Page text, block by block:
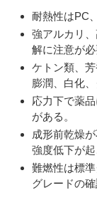
耐熱性はPC
強アルカリ
解に注意が必
ケトン類、
膨潤、白化
応力下で薬
がある。
成形前乾燥
強度低下が起
難燃性は標
グレードの確